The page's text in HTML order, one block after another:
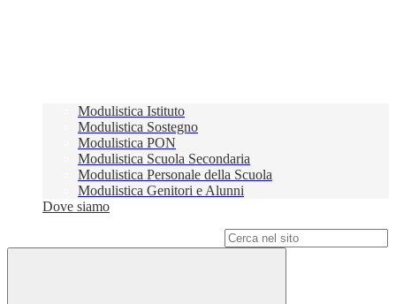
Modulistica Istituto
Modulistica Sostegno
Modulistica PON
Modulistica Scuola Secondaria
Modulistica Personale della Scuola
Modulistica Genitori e Alunni
Dove siamo